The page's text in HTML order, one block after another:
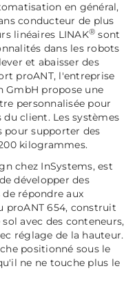
en général,
conducteur de plus
linéaires LINAK® sont
dans les robots
et abaisser des
proANT, l'entreprise
GmbH propose une
personnalisée pour
client. Les systèmes
pour supporter des
kilogrammes.
chez InSystems, est
développer des
répondre aux
proANT 654, construit
avec des conteneurs,
réglage de la hauteur.
positionné sous le
ne ne touche plus le